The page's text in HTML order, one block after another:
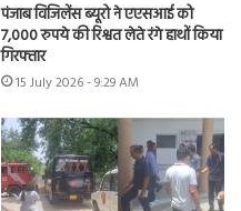
पंजाब विजिलेंस ब्यूरो ने एएसआई को
7,000 रुपये की रिश्वत लेते रंगे हाथों किया
गिरफ्तार
15 July 2026 - 9:29 AM